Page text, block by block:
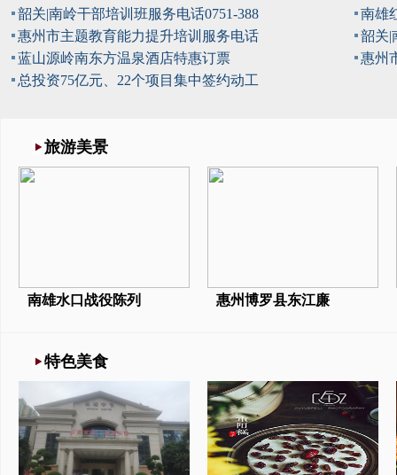
韶关|南岭干部培训班服务电话0751-388
惠州市主题教育能力提升培训服务电话
蓝山源岭南东方温泉酒店特惠订票
总投资75亿元、22个项目集中签约动工
南雄
韶关|
惠州
旅游美景
南雄水口战役陈列 惠州博罗县东江廉
特色美食